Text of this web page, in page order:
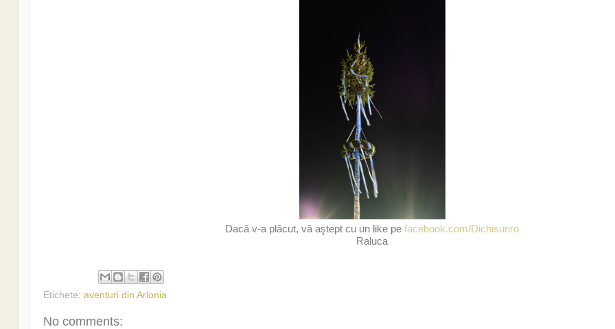
Dacă v-a plăcut, vă aştept cu un like pe facebook.com/Dichisuriro
Raluca
Etichete: aventuri din Arlonia
No comments: